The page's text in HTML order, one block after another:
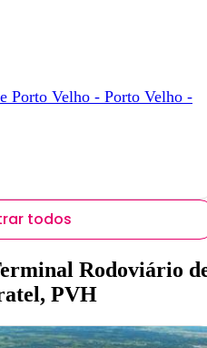
Porto Velho - Porto Velho -
todos
Rodoviário
PVH